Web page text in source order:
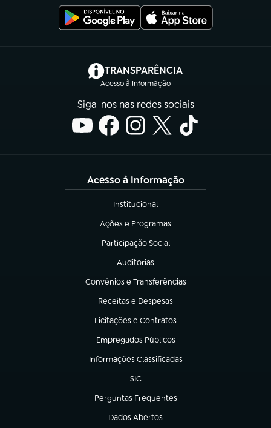
TRANSPARÊNCIA
Acesso à Informação
(abre em nova aba)
Siga-nos nas redes sociais
Acesso à Informação
Institucional
(abre em nova aba)
Ações e Programas
(abre em nova aba)
Participação Social
(abre em nova aba)
Auditorias
(abre em nova aba)
Convênios e Transferências
(abre em nova aba)
Receitas e Despesas
(abre em nova aba)
Licitações e Contratos
(abre em nova aba)
Empregados Públicos
(abre em nova aba)
Informações Classificadas
(abre em nova aba)
SIC
(abre em nova aba)
Perguntas Frequentes
(abre em nova aba)
Dados Abertos
(abre em nova aba)